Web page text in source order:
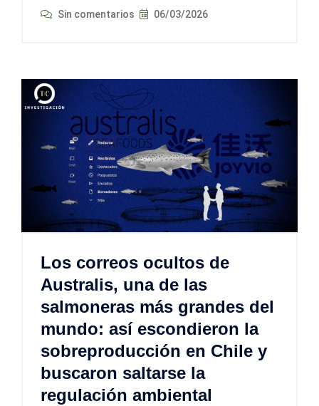
Sin comentarios 06/03/2026
Los correos ocultos de
Australis, una de las
salmoneras más grandes del
mundo: así escondieron la
sobreproducción en Chile y
buscaron saltarse la
regulación ambiental